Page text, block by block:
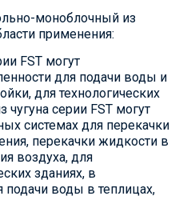
моноблочный из
применения:
FST могут
для подачи воды и
для технологических
чугуна серии FST могут
системах для перекачки
перекачки жидкости в
воздуха, для
зданиях, в
подачи воды в теплицах,